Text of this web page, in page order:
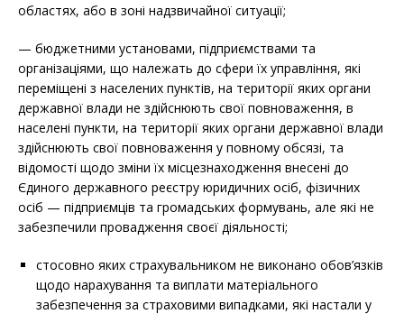
областях, або в зоні надзвичайної ситуації;
— бюджетними установами, підприємствами та
організаціями, що належать до сфери їх управління, які
переміщені з населених пунктів, на території яких органи
державної влади не здійснюють свої повноваження, в
населені пункти, на території яких органи державної влади
здійснюють свої повноваження у повному обсязі, та
відомості щодо зміни їх місцезнаходження внесені до
Єдиного державного реєстру юридичних осіб, фізичних
осіб — підприємців та громадських формувань, але які не
забезпечили провадження своєї діяльності;
стосовно яких страхувальником не виконано обов’язків
щодо нарахування та виплати матеріального
забезпечення за страховими випадками, які настали у